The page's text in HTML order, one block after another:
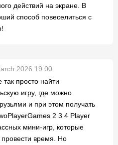
действий на экране. В
способ повеселиться с
2026 19:00
просто найти
игру, где можно
и при этом получать
2 3 4 Player
мини-игр, которые
время. Но